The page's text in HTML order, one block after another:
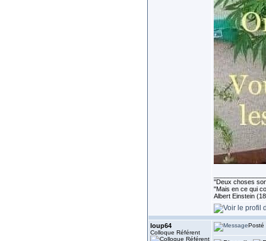
''Deux choses
"Mais en ce qui
Albert Einstein
loup64
Colloque Référent
Posté